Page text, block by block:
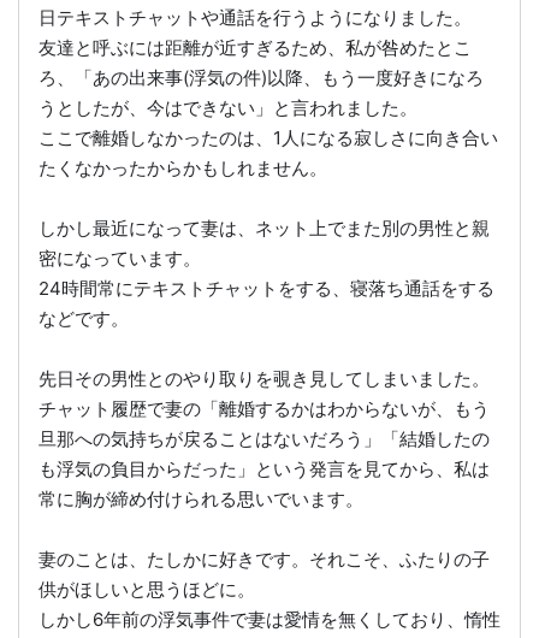
日テキストチャットや通話を行うようになりました。
友達と呼ぶには距離が近すぎるため、私が咎めたとこ
ろ、「あの出来事(浮気の件)以降、もう一度好きになろ
うとしたが、今はできない」と言われました。
ここで離婚しなかったのは、1人になる寂しさに向き合い
たくなかったからかもしれません。
しかし最近になって妻は、ネット上でまた別の男性と親
密になっています。
24時間常にテキストチャットをする、寝落ち通話をする
などです。
先日その男性とのやり取りを覗き見してしまいました。
チャット履歴で妻の「離婚するかはわからないが、もう
旦那への気持ちが戻ることはないだろう」「結婚したの
も浮気の負目からだった」という発言を見てから、私は
常に胸が締め付けられる思いでいます。
妻のことは、たしかに好きです。それこそ、ふたりの子
供がほしいと思うほどに。
しかし6年前の浮気事件で妻は愛情を無くしており、惰性